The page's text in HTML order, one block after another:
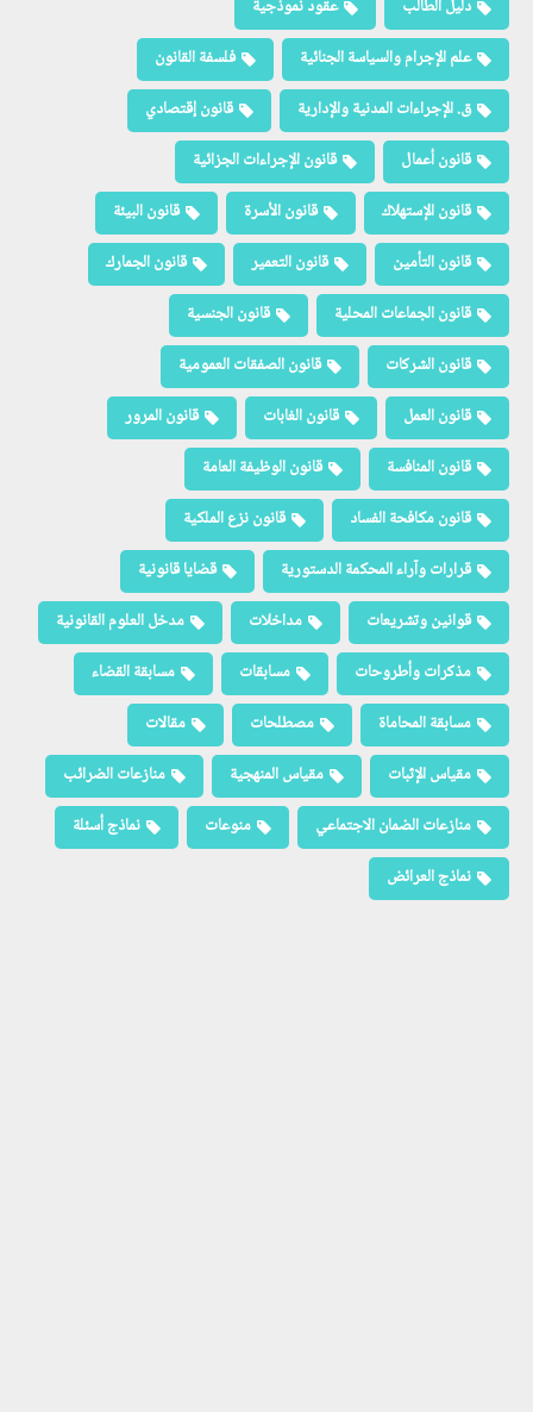
دليل الطالب
عقود نموذجية
علم الإجرام والسياسة الجنائية
فلسفة القانون
ق. الإجراءات المدنية والإدارية
قانون إقتصادي
قانون أعمال
قانون الإجراءات الجزائية
قانون الإستهلاك
قانون الأسرة
قانون البيئة
قانون التأمين
قانون التعمير
قانون الجمارك
قانون الجماعات المحلية
قانون الجنسية
قانون الشركات
قانون الصفقات العمومية
قانون العمل
قانون الغابات
قانون المرور
قانون المنافسة
قانون الوظيفة العامة
قانون مكافحة الفساد
قانون نزع الملكية
قرارات وآراء المحكمة الدستورية
قضايا قانونية
قوانين وتشريعات
مداخلات
مدخل العلوم القانونية
مذكرات وأطروحات
مسابقات
مسابقة القضاء
مسابقة المحاماة
مصطلحات
مقالات
مقياس الإثبات
مقياس المنهجية
منازعات الضرائب
منازعات الضمان الاجتماعي
منوعات
نماذج أسئلة
نماذج العرائض